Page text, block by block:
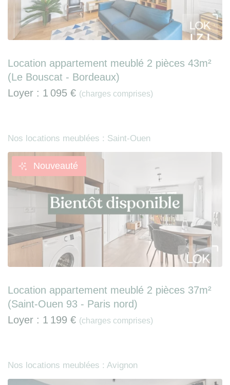
Location appartement meublé 2 pièces 43m²
(Le Bouscat - Bordeaux)
Loyer : 1 095 € (charges comprises)
Nos locations meublées : Saint-Ouen
Nouveauté
Location appartement meublé 2 pièces 37m²
(Saint-Ouen 93 - Paris nord)
Loyer : 1 199 € (charges comprises)
Nos locations meublées : Avignon